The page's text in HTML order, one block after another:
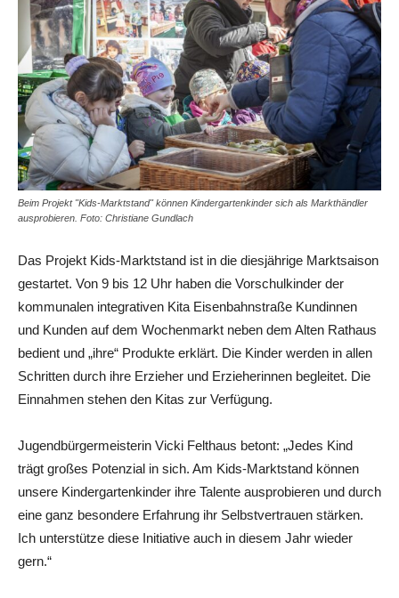
Beim Projekt "Kids-Marktstand" können Kindergartenkinder sich als Markthändler
ausprobieren. Foto: Christiane Gundlach
Das Projekt Kids-Marktstand ist in die diesjährige Marktsaison
gestartet. Von 9 bis 12 Uhr haben die Vorschulkinder der
kommunalen integrativen Kita Eisenbahnstraße Kundinnen
und Kunden auf dem Wochenmarkt neben dem Alten Rathaus
bedient und „ihre“ Produkte erklärt. Die Kinder werden in allen
Schritten durch ihre Erzieher und Erzieherinnen begleitet. Die
Einnahmen stehen den Kitas zur Verfügung.
Jugendbürgermeisterin Vicki Felthaus betont: „Jedes Kind
trägt großes Potenzial in sich. Am Kids-Marktstand können
unsere Kindergartenkinder ihre Talente ausprobieren und durch
eine ganz besondere Erfahrung ihr Selbstvertrauen stärken.
Ich unterstütze diese Initiative auch in diesem Jahr wieder
gern.“